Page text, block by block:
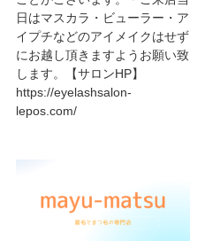
日はマスカラ・ビューラー・ア
イプチなどのアイメイクはせず
にお越し頂きますようお願い致
します。【サロンHP】
https://eyelashsalon-
lepos.com/